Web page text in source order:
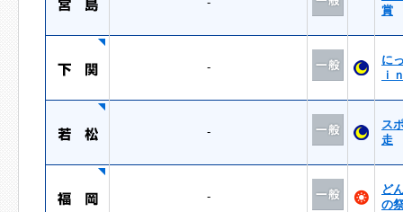
賞
-
に
ｉ
-
ス
走
-
ど
の